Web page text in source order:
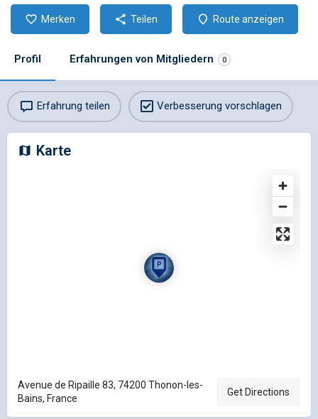
Merken Teilen Route anzeigen
Profil Erfahrungen von Mitgliedern 0
Erfahrung teilen Verbesserung vorschlagen
Karte
Avenue de Ripaille 83, 74200 Thonon-les-
Bains, France
Get Directions